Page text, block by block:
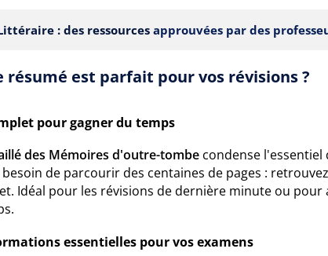
: des ressources approuvées par des
résumé est parfait pour vos révisions ?
pour gagner du temps
des Mémoires d'outre-tombe condense
de parcourir des centaines de pages :
Idéal pour les révisions de dernière minute ou
essentielles pour vos examens